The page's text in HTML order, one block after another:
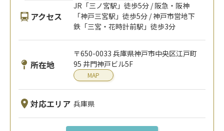
アクセス
JR「三ノ宮駅」徒歩5分 / 阪急・阪神
「神戸三宮駅」徒歩5分 / 神戸市営地下
鉄「三宮・花時計前駅」徒歩3分
所在地
〒650-0033 兵庫県神戸市中央区江戸町
95 井門神戸ビル5F
MAP
対応エリア 兵庫県